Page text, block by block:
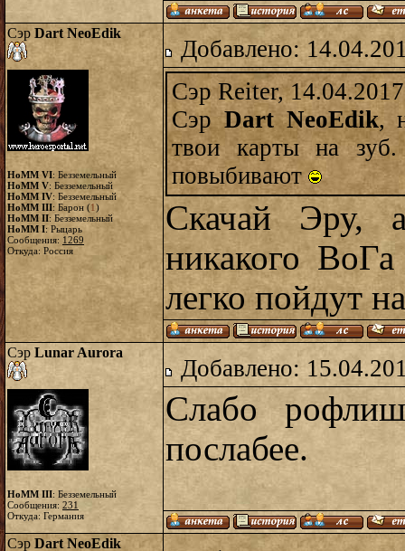
Сэр Dart NeoEdik
HoMM VI: Безземельный
HoMM V: Безземельный
HoMM IV: Безземельный
HoMM III: Барон (1)
HoMM II: Безземельный
HoMM I: Рыцарь
Сообщения: 1269
Откуда: Россия
Добавлено:
Сэр Reiter,
СэрDart NeoEdik,
твои карты на
повыбивают
Скачай
никакого
легко пойдут
Сэр Lunar Aurora
HoMM III: Безземельный
Сообщения: 231
Откуда: Германия
Добавлено:
Слабо
послабее.
Сэр Dart NeoEdik